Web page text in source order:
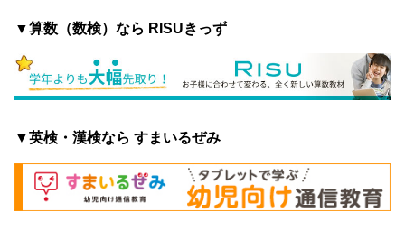
▼算数（数検）なら RISUきっず
▼英検・漢検なら すまいるぜみ